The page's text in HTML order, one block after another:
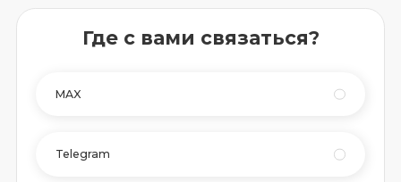
Где с вами связаться?
MAX
Telegram